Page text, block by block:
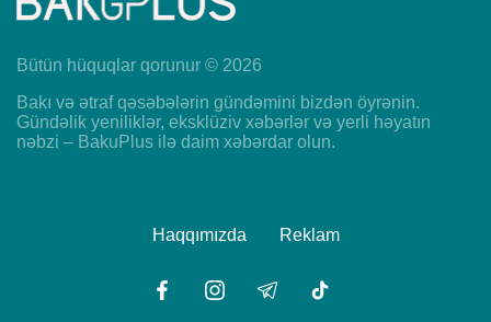
Bütün hüquqlar qorunur © 2026
Bakı və ətraf qəsəbələrin gündəmini bizdən öyrənin.
Gündəlik yeniliklər, eksklüziv xəbərlər və yerli həyatın
nəbzi – BakuPlus ilə daim xəbərdar olun.
Haqqımızda Reklam